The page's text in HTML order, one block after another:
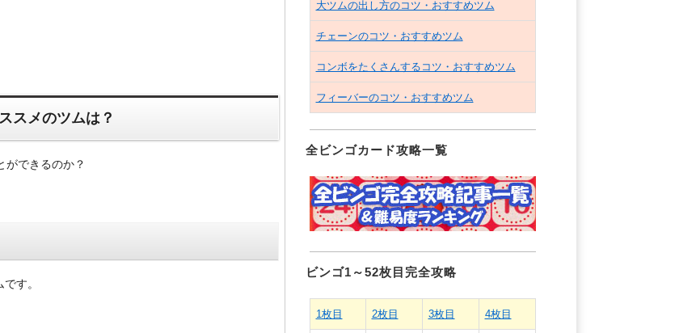
スメのツムは？
ができるのか？
す。
大ツムの出し方のコツ・おすすめツム
チェーンのコツ・おすすめツム
コンボをたくさんするコツ・おすすめツム
フィーバーのコツ・おすすめツム
全ビンゴカード攻略一覧
ビンゴ1～52枚目完全攻略
1枚目 2枚目 3枚目 4枚目